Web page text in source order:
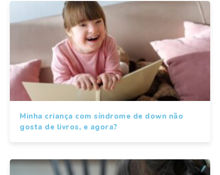
Minha criança com síndrome de down não
gosta de livros, e agora?